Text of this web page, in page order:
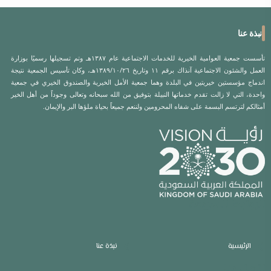
نبذة عنا
تأسست جمعية العوامية الخيرية للخدمات الاجتماعية عام ١٣٨٧هـ وتم تسجيلها رسميًا بوزارة
العمل والشئون الاجتماعية آنذاك برقم ١١ وتاريخ ١٣٨٩/١٠/٢٦هـ، وكان تأسيس الجمعية نتيجة
اندماج مؤسستين خيريتين في البلدة وهما جمعية الأمل الخيرية والصندوق الخيري في جمعية
واحدة، التي لا زالت تقدم خدماتها النبيلة بتوفيق من الله سبحانه وتعالى وجوداً من أهل الخير
أمثالكم لترتسم البسمة على شفاه المحرومين ولننعم جميعاً بحياة ملؤها البر والإيمان.
الرئيسية نبذة عنا